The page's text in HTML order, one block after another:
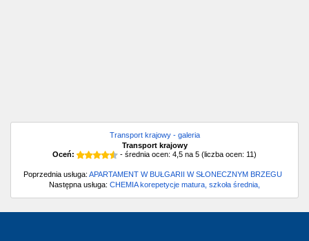
Transport krajowy - galeria
Transport krajowy
Oceń:
- średnia ocen: 4,5 na 5 (liczba ocen: 11)
Poprzednia usługa: APARTAMENT W BUŁGARII W SŁONECZNYM BRZEGU
Następna usługa: CHEMIA korepetycje matura, szkoła średnia,